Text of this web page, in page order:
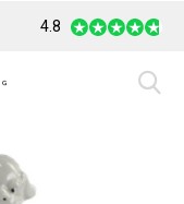
Safe Payment
4.8